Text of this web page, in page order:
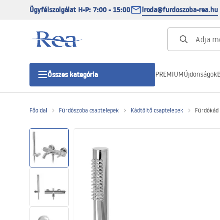
Ügyfélszolgálat H-P: 7:00 - 15:00 iroda@furdoszoba-rea.hu
Összes kategória
Zuhanyajtó
Zuhanytálcák
Zuhanylefolyók
PREMIUMÚjdonságok
Főoldal Fürdőszoba csaptelepek Kádtöltő csaptelepek